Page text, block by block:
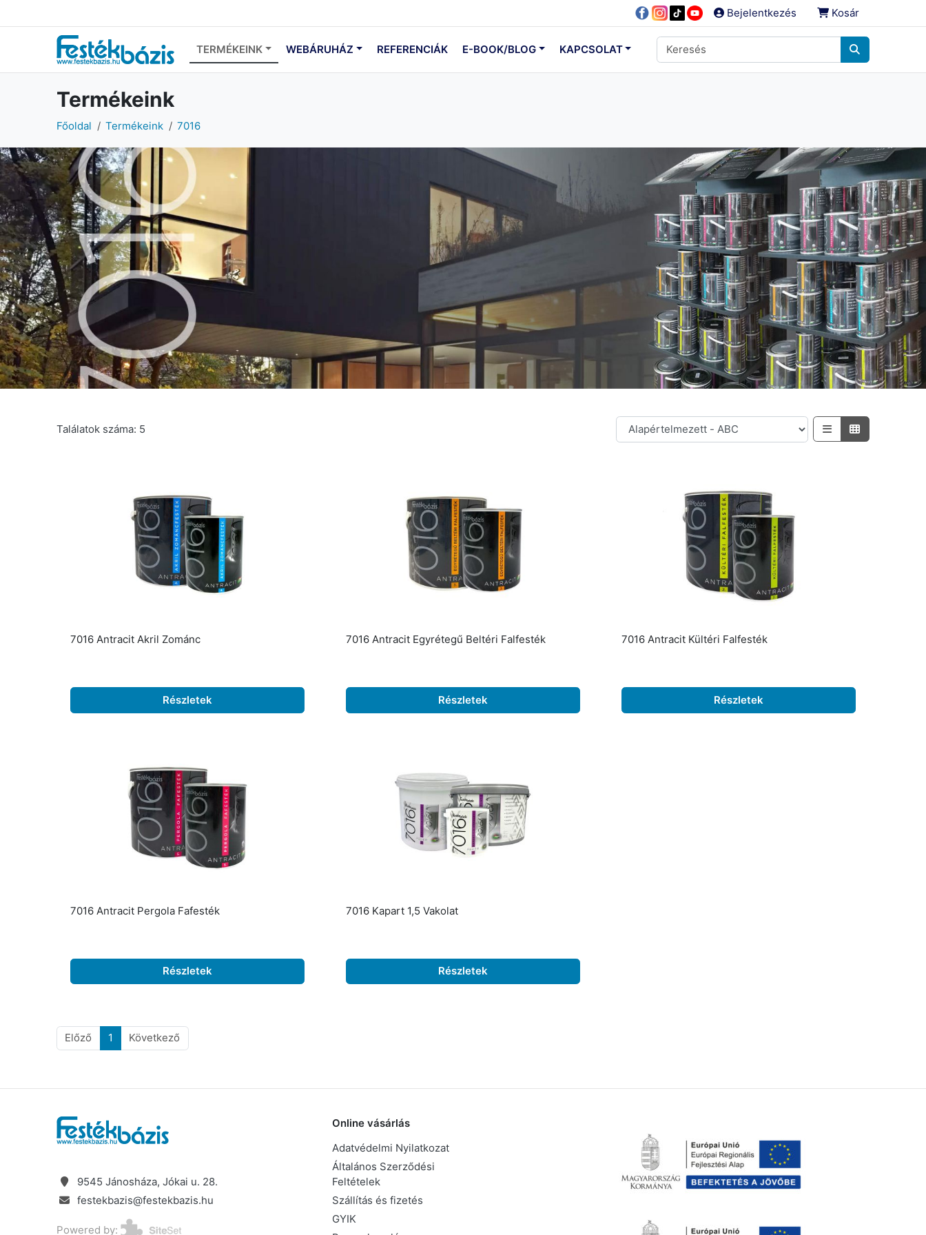
Bejelentkezés Kosár
TERMÉKEINK WEBÁRUHÁZ REFERENCIÁK E-BOOK/BLOG KAPCSOLAT
Termékeink
Főoldal Termékeink 7016
Találatok száma: 5
7016 Antracit Akril Zománc
Részletek
7016 Antracit Egyrétegű Beltéri Falfesték
Részletek
7016 Antracit Kültéri Falfesték
Részletek
7016 Antracit Pergola Fafesték
Részletek
7016 Kapart 1,5 Vakolat
Részletek
Előző 1 Következő
9545 Jánosháza, Jókai u. 28.
festekbazis@festekbazis.hu
Powered by:
Online vásárlás
Adatvédelmi Nyilatkozat
Általános Szerződési
Feltételek
Szállítás és fizetés
GYIK